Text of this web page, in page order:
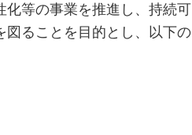
等の事業を推進し、持続可
ることを目的とし、以下の